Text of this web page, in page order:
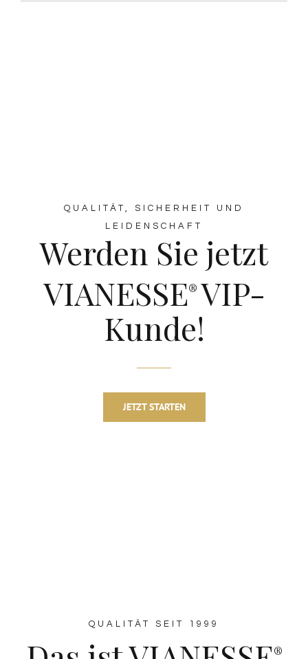
QUALITÄT, SICHERHEIT UND
LEIDENSCHAFT
Werden Sie jetzt
VIANESSE® VIP-
Kunde!
JETZT STARTEN
QUALITÄT SEIT 1999
®